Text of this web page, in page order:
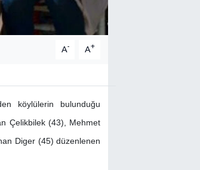
A- A+
köylülerin bulunduğu
Çelikbilek (43), Mehmet
Diger (45) düzenlenen